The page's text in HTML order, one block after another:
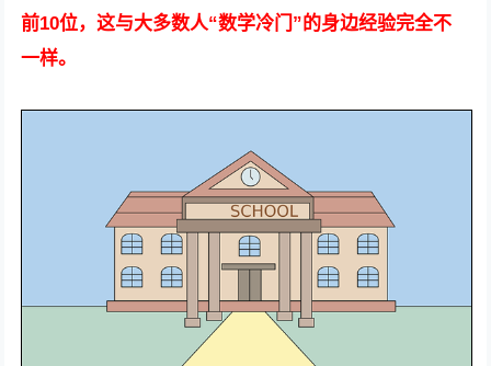
前10位，这与大多数人“数学冷门”的身边经验完全不
一样。